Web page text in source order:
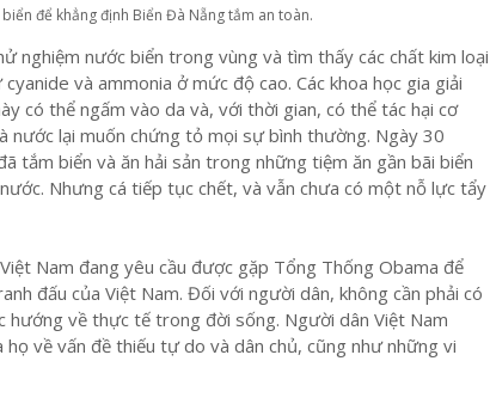
để khẳng định Biển Đà Nẵng tắm an toàn.
nghiệm nước biển trong vùng và tìm thấy các chất kim loại
và ammonia ở mức độ cao. Các khoa học gia giải
có thể ngấm vào da và, với thời gian, có thể tác hại cơ
nước lại muốn chứng tỏ mọi sự bình thường. Ngày 30
tắm biển và ăn hải sản trong những tiệm ăn gần bãi biển
Nhưng cá tiếp tục chết, và vẫn chưa có một nỗ lực tẩy
Nam đang yêu cầu được gặp Tổng Thống Obama để
đấu của Việt Nam. Đối với người dân, không cần phải có
về thực tế trong đời sống. Người dân Việt Nam
về vấn đề thiếu tự do và dân chủ, cũng như những vi